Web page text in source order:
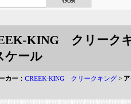
KING クリーク
ケール
カー： CREEK-KING クリークキング >